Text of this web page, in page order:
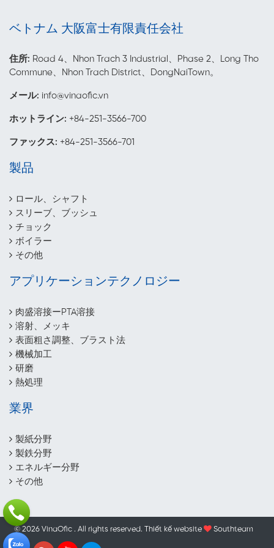
ベトナム 大阪富士有限責任会社
住所: Road 4、Nhon Trach 3 Industrial、Phase 2、Long Tho
Commune、Nhon Trach District、DongNaiTown。
メール: info@vinaofic.vn
ホットライン: +84-251-3566-700
ファックス: +84-251-3566-701
製品
ロール、シャフト
スリーブ、ブッシュ
チョック
ボイラー
その他
アプリケーションテクノロジー
肉盛溶接ーPTA溶接
溶射、メッキ
表面粗さ調整、ブラスト法
機械加工
研磨
熱処理
業界
製紙分野
製鉄分野
エネルギー分野
その他
© 2026 VinaOfic . All rights reserved. Thiết kế website Southteam